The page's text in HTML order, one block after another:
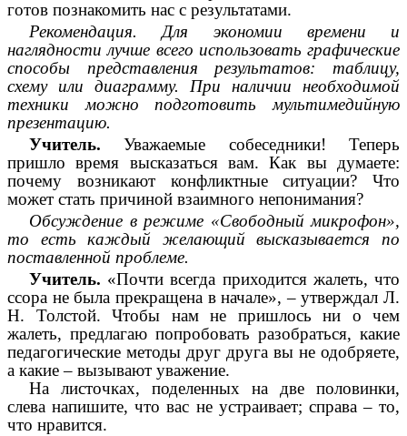
готов познакомить нас с результатами.
Рекомендация. Для экономии времени и
наглядности лучше всего использовать графические
способы представления результатов: таблицу,
схему или диаграмму. При наличии необходимой
техники можно подготовить мультимедийную
презентацию.
Учитель. Уважаемые собеседники! Теперь
пришло время высказаться вам. Как вы думаете:
почему возникают конфликтные ситуации? Что
может стать причиной взаимного непонимания?
Обсуждение в режиме «Свободный микрофон»,
то есть каждый желающий высказывается по
поставленной проблеме.
Учитель. «Почти всегда приходится жалеть, что
ссора не была прекращена в начале», – утверждал Л.
Н. Толстой. Чтобы нам не пришлось ни о чем
жалеть, предлагаю попробовать разобраться, какие
педагогические методы друг друга вы не одобряете,
а какие – вызывают уважение.
На листочках, поделенных на две половинки,
слева напишите, что вас не устраивает; справа – то,
что нравится.